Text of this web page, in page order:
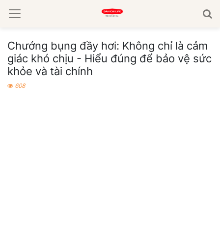
Chướng bụng đầy hơi: Không chỉ là cảm
giác khó chịu - Hiểu đúng để bảo vệ sức
khỏe và tài chính
608